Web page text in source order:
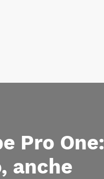
Pro One:
anche